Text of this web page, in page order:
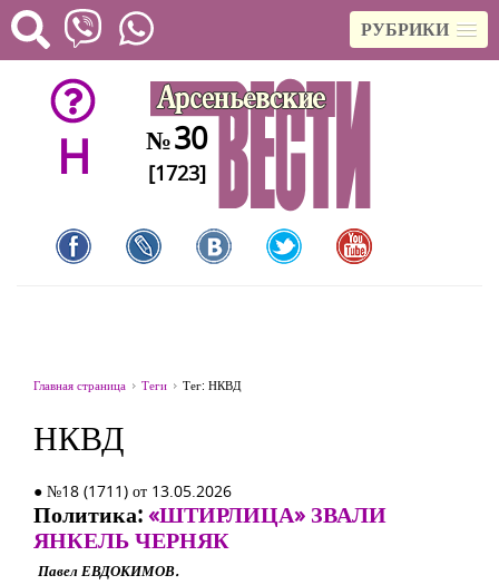
РУБРИКИ
H №30
[1723]
Главная страница Теги Тег: НКВД
НКВД
● №18 (1711) от 13.05.2026
Политика:«ШТИРЛИЦА» ЗВАЛИ
ЯНКЕЛЬ ЧЕРНЯК
Павел ЕВДОКИМОВ.